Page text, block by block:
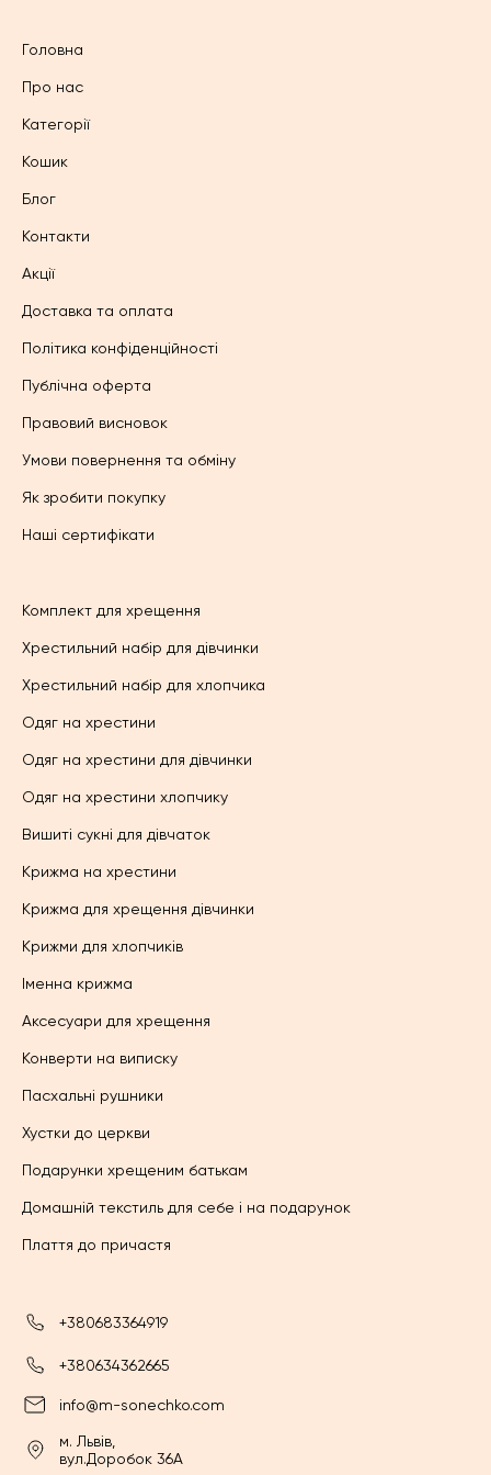
Головна
Про нас
Категорії
Кошик
Блог
Контакти
Акції
Доставка та оплата
Політика конфіденційності
Публічна оферта
Правовий висновок
Умови повернення та обміну
Як зробити покупку
Наші сертифікати
Комплект для хрещення
Хрестильний набір для дівчинки
Хрестильний набір для хлопчика
Одяг на хрестини
Одяг на хрестини для дівчинки
Одяг на хрестини хлопчику
Вишиті сукні для дівчаток
Крижма на хрестини
Крижма для хрещення дівчинки
Крижми для хлопчиків
Іменна крижма
Аксесуари для хрещення
Конверти на виписку
Пасхальні рушники
Хустки до церкви
Подарунки хрещеним батькам
Домашній текстиль для себе і на подарунок
Плаття до причастя
+380683364919
+380634362665
info@m-sonechko.com
м. Львів,
вул.Доробок 36А